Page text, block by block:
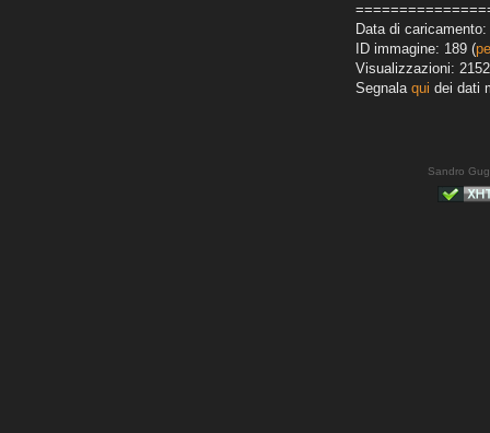
Data di caricamento:
ID immagine: 189 (
Visualizzazioni: 2152
Segnala qui dei dati
Sandro